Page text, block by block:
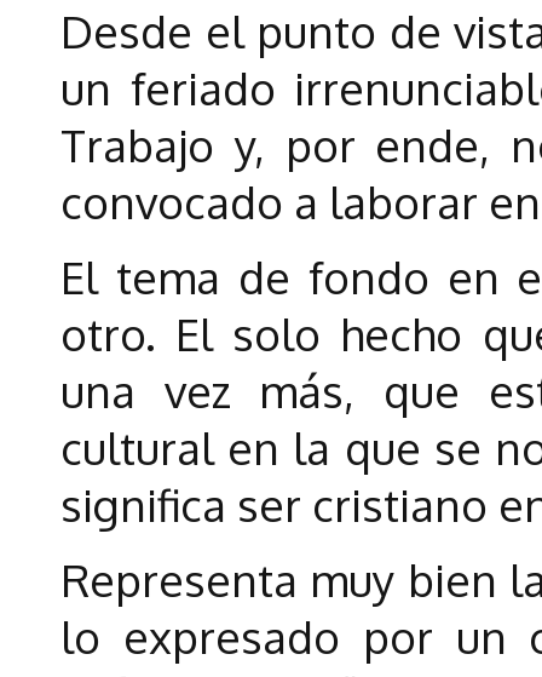
Desde el punto de
un feriado
Trabajo y, por ende,
convocado a laborar
El tema de fondo en
otro. El solo hecho
una vez más, que
cultural en la que se
significa ser cristiano
Representa muy bien
lo expresado por un